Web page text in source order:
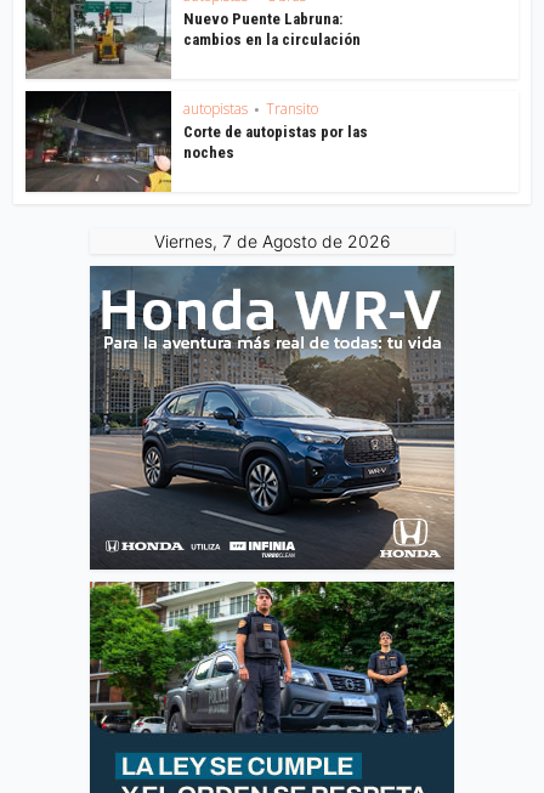
Nuevo Puente Labruna:
cambios en la circulación
autopistas • Transito
Corte de autopistas por las
noches
Viernes, 7 de Agosto de 2026